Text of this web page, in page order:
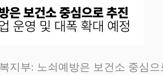
지부: 노쇠예방은 보건소 중심